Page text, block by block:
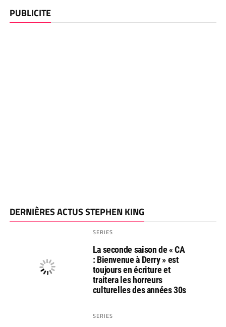
PUBLICITE
DERNIÈRES ACTUS STEPHEN KING
SERIES
La seconde saison de « CA
: Bienvenue à Derry » est
toujours en écriture et
traitera les horreurs
culturelles des années 30s
SERIES